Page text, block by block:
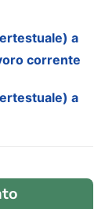
a
corrente
a